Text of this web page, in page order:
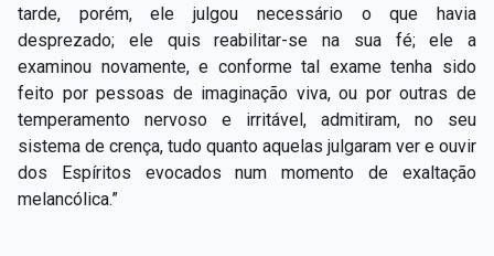
tarde, porém, ele julgou necessário o que havia
desprezado; ele quis reabilitar-se na sua fé; ele a
examinou novamente, e conforme tal exame tenha sido
feito por pessoas de imaginação viva, ou por outras de
temperamento nervoso e irritável, admitiram, no seu
sistema de crença, tudo quanto aquelas julgaram ver e ouvir
dos Espíritos evocados num momento de exaltação
melancólica.”